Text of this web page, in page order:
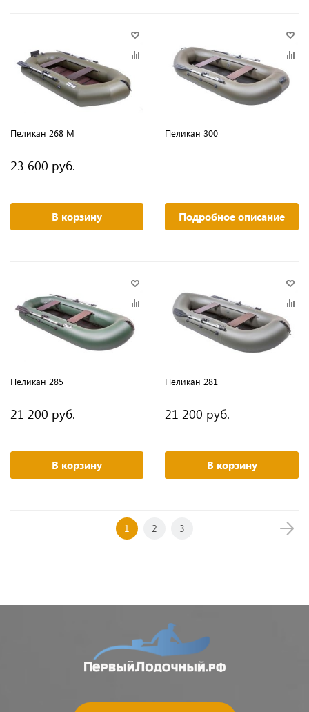
Пеликан 268 М
23 600 руб.
В корзину
Пеликан 300
Подробное описание
Пеликан 285
21 200 руб.
В корзину
Пеликан 281
21 200 руб.
В корзину
1 2 3